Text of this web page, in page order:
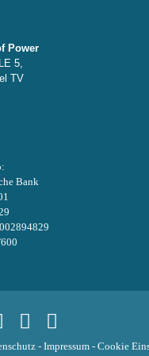
Power
5,
TV
:
Bank
- Impressum- Cookie